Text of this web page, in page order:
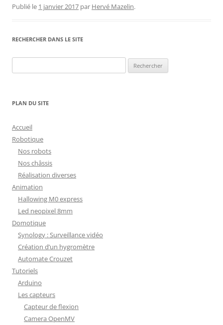
Publié le 1 janvier 2017 par Hervé Mazelin.
RECHERCHER DANS LE SITE
PLAN DU SITE
Accueil
Robotique
Nos robots
Nos châssis
Réalisation diverses
Animation
Hallowing M0 express
Led neopixel 8mm
Domotique
Synology : Surveillance vidéo
Création d’un hygromètre
Automate Crouzet
Tutoriels
Arduino
Les capteurs
Capteur de flexion
Camera OpenMV